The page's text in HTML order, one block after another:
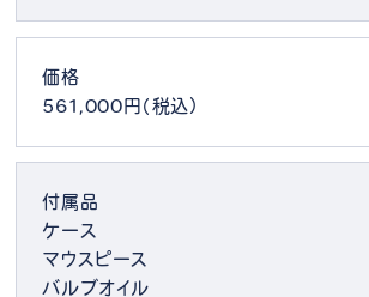
価格
561,000円（税込）
付属品
ケース
マウスピース
バルブオイル